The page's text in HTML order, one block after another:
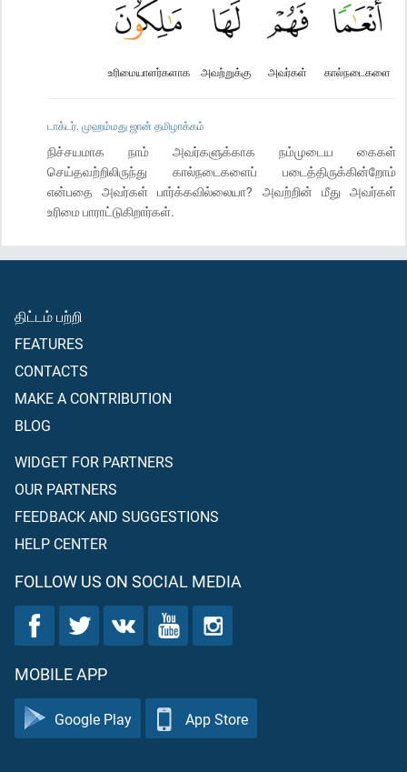
கால்நடைகளை
அவர்கள்
அவற்றுக்கு
உரிமையாளர்களாக
டாக்டர். முஹம்மது ஜான் தமிழாக்கம்
நிச்சயமாக நாம் அவர்களுக்காக நம்முடைய கைகள்
செய்தவற்றிலிருந்து கால்நடைகளைப் படைத்திருக்கின்றோம்
என்பதை அவர்கள் பார்க்கவில்லையா? அவற்றின் மீது அவர்கள்
உரிமை பாராட்டுகிறார்கள்.
திட்டம் பற்றி
FEATURES
CONTACTS
MAKE A CONTRIBUTION
BLOG
WIDGET FOR PARTNERS
OUR PARTNERS
FEEDBACK AND SUGGESTIONS
HELP CENTER
FOLLOW US ON SOCIAL MEDIA
MOBILE APP
Google Play App Store